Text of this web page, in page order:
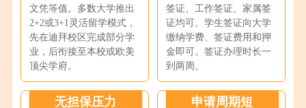
文凭等值。多数大学推出
2+2或3+1灵活留学模式，
先在迪拜校区完成部分学
业，后衔接至本校或欧美
顶尖学府。
签证、工作签证、家属签
证均可。学生签证向大学
缴纳学费、签证费用和押
金即可。签证办理时长一
到两周。
无担保压力 申请周期短